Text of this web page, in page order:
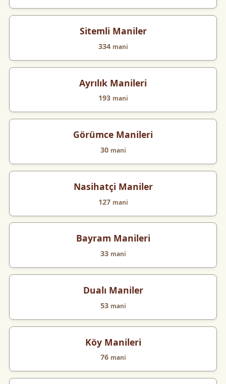
Sitemli Maniler
334 mani
Ayrılık Manileri
193 mani
Görümce Manileri
30 mani
Nasihatçi Maniler
127 mani
Bayram Manileri
33 mani
Dualı Maniler
53 mani
Köy Manileri
76 mani